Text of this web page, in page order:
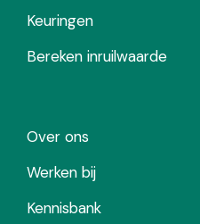
Keuringen
Bereken inruilwaarde
Over ons
Werken bij
Kennisbank